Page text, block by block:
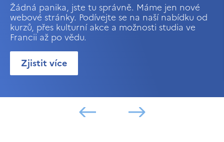
Žádná panika, jste tu správně. Máme jen nové
webové stránky. Podívejte se na naší nabídku od
kurzů, přes kulturní akce a možnosti studia ve
Francii až po vědu.
Zjistit více